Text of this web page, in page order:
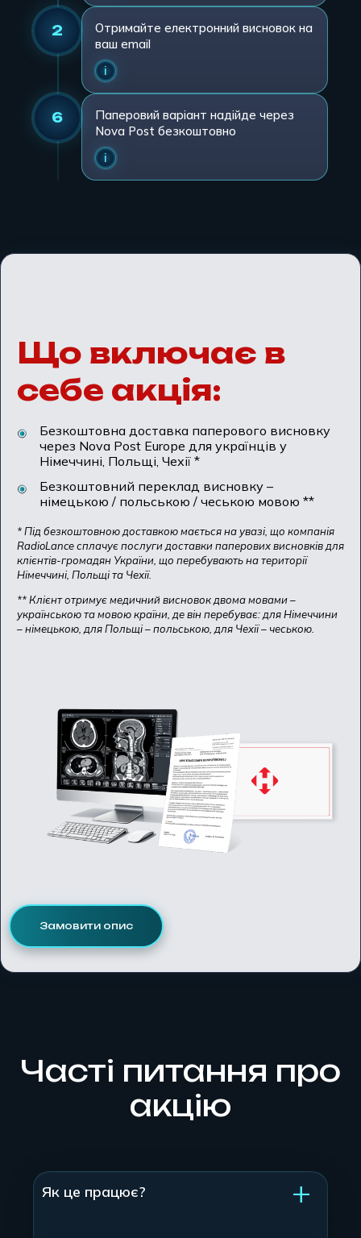
2
Отримайте електронний висновок на
ваш email
6
Паперовий варіант надійде через
Nova Post безкоштовно
Що включає в
себе акція:
Безкоштовна доставка паперового висновку
через Nova Post Europe для українців у
Німеччині, Польщі, Чехії *
Безкоштовний переклад висновку –
німецькою / польською / чеською мовою **
* Під безкоштовною доставкою мається на увазі, що компанія
RadioLance сплачує послуги доставки паперових висновків для
клієнтів-громадян України, що перебувають на території
Німеччині, Польщі та Чехії.
** Клієнт отримує медичний висновок двома мовами –
українською та мовою країни, де він перебуває: для Німеччини
– німецькою, для Польщі – польською, для Чехії – чеською.
Замовити опис
Часті питання про
акцію
Як це працює?